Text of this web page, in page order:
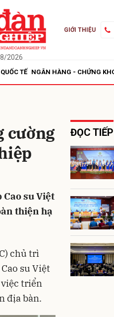
2026
GIỚI THIỆU
QUỐC TẾ NGÂN HÀNG - CHỨNG
cường
Cao su Việt
thiện hạ
chủ trì
su Việt
triển
địa bàn.
ĐỌC TIẾP
Gửi